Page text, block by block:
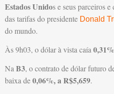
Estados Unidos e seus parceiros
das tarifas do presidente Donald
do mundo.
Às 9h03, o dólar à vista caía
NaB3, o contrato de dólar futuro
baixa de0,06%, a R$5,659.